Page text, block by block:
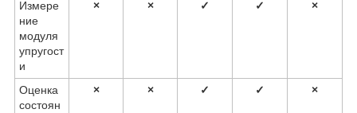
Измере
ние
модуля
упругост
и
× × ✓ ✓ ×
Оценка
состоян
× × ✓ ✓ ×